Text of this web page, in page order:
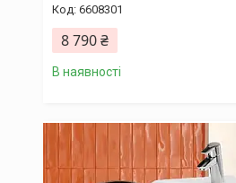
6608301
8 790 ₴
В наявності